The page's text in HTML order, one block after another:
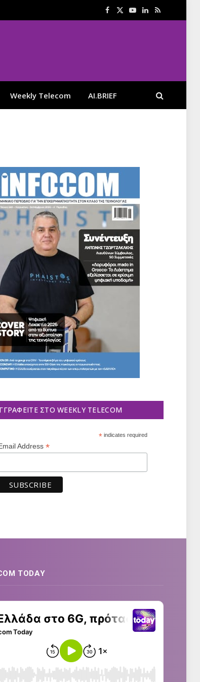
Facebook
X
YouTube
LinkedIn
RSS
Weekly Telecom AI.BRIEF
ΣΤΟ WEEKLY TELECOM
*indicates required
Address *
TODAY